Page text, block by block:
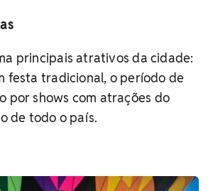
principais atrativos da cidade:
festa tradicional, o período de
por shows com atrações do
de todo o país.